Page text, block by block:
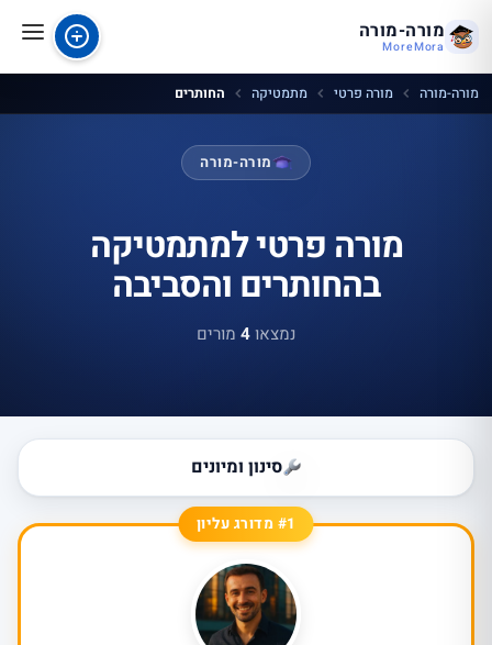
מורה-מורה
MoreMora
מורה-מורה מורה פרטי מתמטיקה החותרים
מורה-מורה
מורה פרטי למתמטיקה
בהחותרים והסביבה
נמצאו4 מורים
סינון ומיונים
#1 מדורג עליון